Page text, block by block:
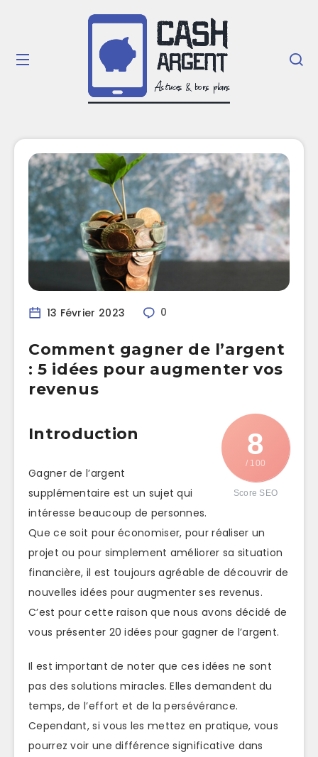
13 Février 2023 0
Comment gagner de l’argent
: 5 idées pour augmenter vos
revenus
8
/ 100
Score SEO
Introduction
Gagner de l’argent
supplémentaire est un sujet qui
intéresse beaucoup de personnes.
Que ce soit pour économiser, pour réaliser un
projet ou pour simplement améliorer sa situation
financière, il est toujours agréable de découvrir de
nouvelles idées pour augmenter ses revenus.
C’est pour cette raison que nous avons décidé de
vous présenter 20 idées pour gagner de l’argent.
Il est important de noter que ces idées ne sont
pas des solutions miracles. Elles demandent du
temps, de l’effort et de la persévérance.
Cependant, si vous les mettez en pratique, vous
pourrez voir une différence significative dans